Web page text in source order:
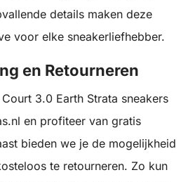
details maken deze
voor elke sneakerliefhebber.
en Retourneren
3.0 Earth Strata sneakers
en profiteer van gratis
bieden we je de mogelijkheid
te retourneren. Zo kun